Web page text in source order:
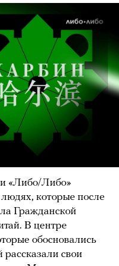
«Либо/Либо»
которые после
Гражданской
В центре
обосновались
свои